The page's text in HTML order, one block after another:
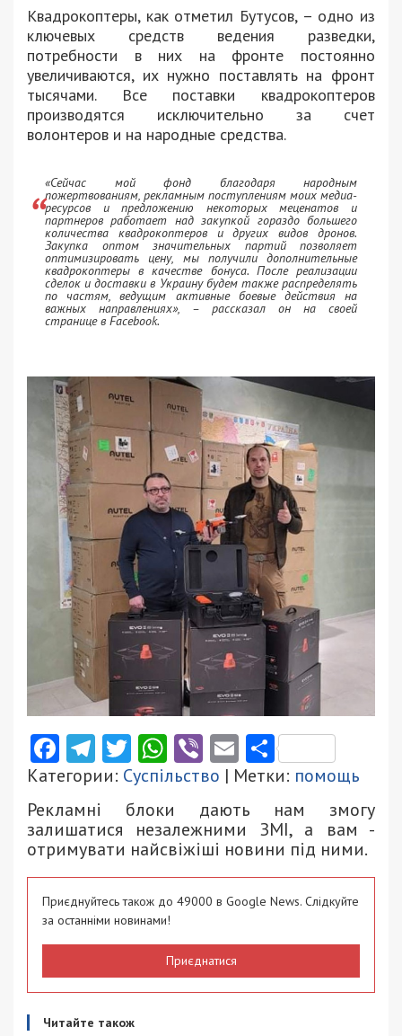
Квадрокоптеры, как отметил Бутусов, – одно из
ключевых средств ведения разведки,
потребности в них на фронте постоянно
увеличиваются, их нужно поставлять на фронт
тысячами. Все поставки квадрокоптеров
производятся исключительно за счет
волонтеров и на народные средства.
«Сейчас мой фонд благодаря народным
пожертвованиям, рекламным поступлениям моих медиа-
ресурсов и предложению некоторых меценатов и
партнеров работает над закупкой гораздо большего
количества квадрокоптеров и других видов дронов.
Закупка оптом значительных партий позволяет
оптимизировать цену, мы получили дополнительные
квадрокоптеры в качестве бонуса. После реализации
сделок и доставки в Украину будем также распределять
по частям, ведущим активные боевые действия на
важных направлениях», – рассказал он на своей
странице в Facebook.
Facebook
Telegram
Twitter
WhatsApp
ViberEmail
Категории: Суспільство | Метки: помощь
Рекламні блоки дають нам змогу
залишатися незалежними ЗМІ, а вам -
отримувати найсвіжіші новини під ними.
Приєднуйтесь також до 49000 в Google News. Слідкуйте
за останніми новинами!
Приєднатися
Читайте також